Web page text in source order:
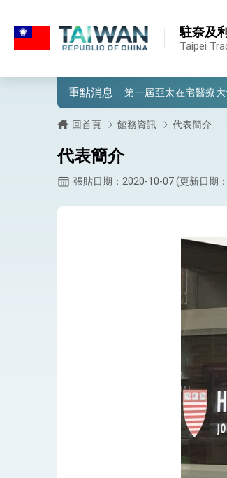
駐奈及
Taipei
重點消息
外交部重要言論
第一屆亞太在宅醫療
外交部發布WHA文宣
堅定走向世界 賴總統
總統與五院院長新春
台美貿易協議完成簽
臺美簽署「對等貿易
總統接受「法新社」
外交部長林佳龍於《
總統主持「台美經濟
外交部長林佳龍接受
副總統接見美參議員
回首頁 館務資訊 代表簡介
代表簡介
張貼日期：2020-10-07 (更新日期